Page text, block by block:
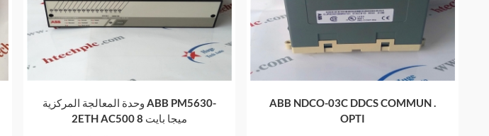
وحدة المعالجة المركزية ABB PM5630-
2ETH AC500 8 ميجا بايت
ABB NDCO-03C DDCS COMMUN .
OPTI